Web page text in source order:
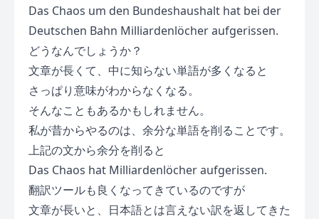
Das Chaos um den Bundeshaushalt hat bei der
Deutschen Bahn Milliardenlöcher aufgerissen.
どうなんでしょうか？
文章が長くて、中に知らない単語が多くなると
さっぱり意味がわからなくなる。
そんなこともあるかもしれません。
私が昔からやるのは、余分な単語を削ることです。
上記の文から余分を削ると
Das Chaos hat Milliardenlöcher aufgerissen.
翻訳ツールも良くなってきているのですが
文章が長いと、日本語とは言えない訳を返してきた